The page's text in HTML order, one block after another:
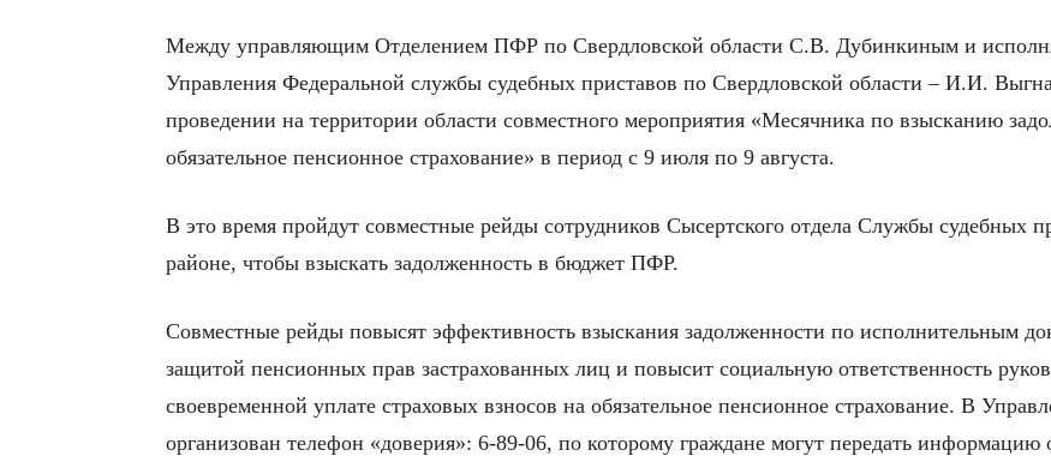
Между управляющим Отделением ПФР по Свердловской области С.В. Дубинкиным и
Управления Федеральной службы судебных приставов по Свердловской области – И.И.
проведении на территории области совместного мероприятия «Месячника по взысканию
обязательное пенсионное страхование» в период с 9 июля по 9 августа.
В это время пройдут совместные рейды сотрудников Сысертского отдела Службы судебных
районе, чтобы взыскать задолженность в бюджет ПФР.
Совместные рейды повысят эффективность взыскания задолженности по исполнительным
защитой пенсионных прав застрахованных лиц и повысит социальную ответственность
своевременной уплате страховых взносов на обязательное пенсионное страхование. В
организован телефон «доверия»: 6-89-06, по которому граждане могут передать